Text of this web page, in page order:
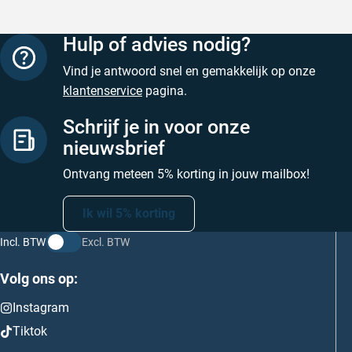
Hulp of advies nodig?
Vind je antwoord snel en gemakkelijk op onze
klantenservice pagina.
Schrijf je in voor onze
nieuwsbrief
Ontvang meteen 5% korting in jouw mailbox!
Ik wil 5% korting
Incl. BTW Excl. BTW
Volg ons op:
Instagram
Tiktok